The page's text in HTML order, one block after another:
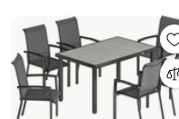
Cadru din Oțel Zincat
Terasă Balcon, Negru | Aosom
Romania